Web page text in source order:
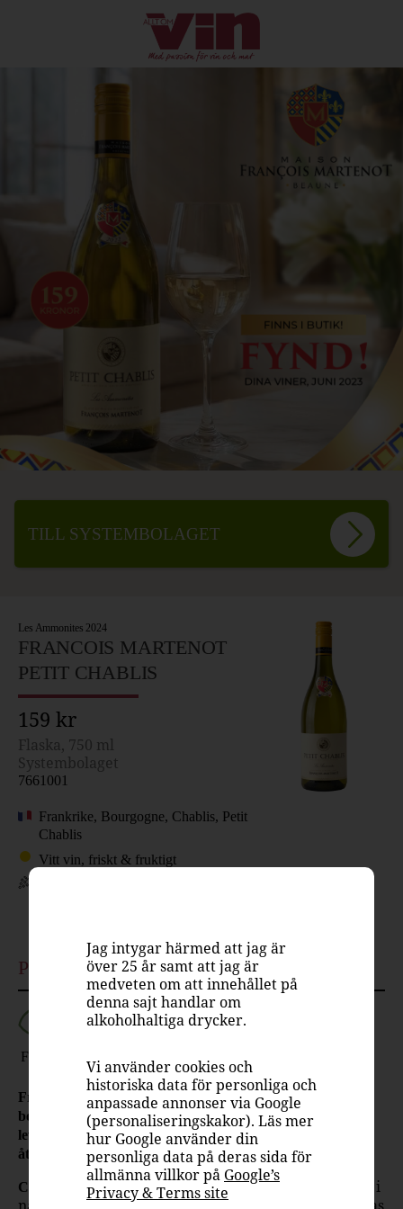
Les Ammonites 2024
FRANCOIS MARTENOT
PETIT CHABLIS
159 kr
Flaska, 750 ml
Systembolaget
7661001
Frankrike, Bourgogne, Chablis, Petit
Chablis
Vitt vin, friskt & fruktigt
Passar till
Fågel
François Martenot är en av de större producenterna i det
berömda franska kvalitetsdistriktet Bourgogne som
levererar viner av hög kvalitet till ett bra pris från
åtråvärda ursprung så som Petit Chablis.
Chablis
är en appellation i norra Bourgogne alldeles i
TILL SYSTEMBOLAGET
Jag intygar härmed att jag är
över 25 år samt att jag är
medveten om att innehållet på
denna sajt handlar om
alkoholhaltiga drycker.
Vi använder cookies och
historiska data för personliga och
anpassade annonser via Google
(personaliseringskakor). Läs mer
hur Google använder din
personliga data på deras sida för
allmänna villkor på Google’s
Privacy & Terms site